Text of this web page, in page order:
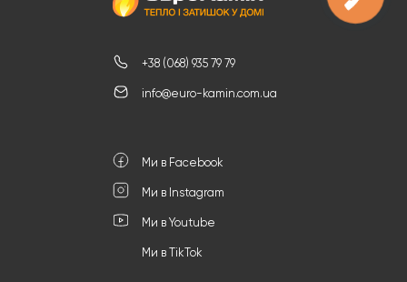
+38 (068) 935 79 79
info@euro-kamin.com.ua
Ми в Facebook
Ми в Instagram
Ми в Youtube
Ми в TikTok